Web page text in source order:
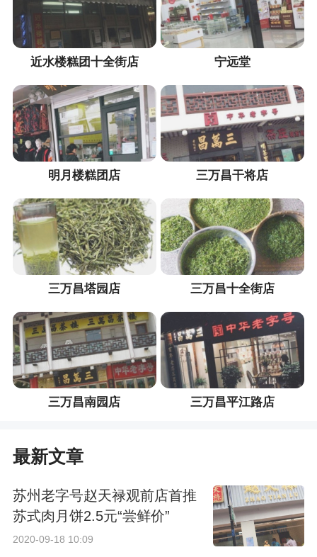
近水楼糕团十全街店 宁远堂
明月楼糕团店​ 三万昌干将店
三万昌塔园店 三万昌十全街店
三万昌南园店 三万昌平江路店
最新文章
苏州老字号赵天禄观前店首推
苏式肉月饼2.5元“尝鲜价”
2020-09-18 10:09